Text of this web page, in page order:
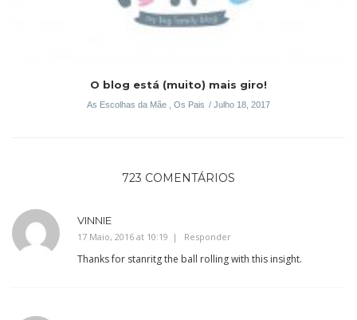
O blog está (muito) mais giro!
As Escolhas da Mãe Os Pais Julho 18, 2017
723 COMENTÁRIOS
VINNIE
17 Maio, 2016 at 10:19 Responder
Thanks for stanritg the ball rolling with this insight.